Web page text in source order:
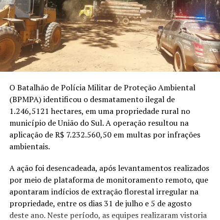
para apurar a extensão dos danos ambientais e verificar
se outras pessoas participaram da atividade ilegal.
(PIB)estimado em R$ 4,7 bilhões — dos quaisR$ 4,4
bilhões vêm do agronegócio, segundo levantamento
feito pela Secretaria Municipal de Agricultura e
Desenvolvimento Econômico a pedido dog1(veja no
gráfico acima).
🔍Ao longo de três meses, og1ouviu pioneiros,
produtores rurais, comerciantes, pesquisadores e
lideranças para reconstruir a história de Boa Esperança
do Norte, mostrando como uma agricultura baseada na
conservação do solo ajudou a transformar uma
comunidade rural no município mais novo do Brasil.
Entre essas histórias está a do produtor rural
Antônio Guarnieri, que chegou em 1998
, acompanhado
da esposa, dos três filhos, da irmã e do cunhado. À
época, encontrou uma
comunidade com apenas 11
casas, energia gerada por motor, água de poço e
estradas de terra
. Quase 30 anos depois, diz sentir
O Batalhão de Polícia Militar de Proteção Ambiental
(BPMPA) identificou o desmatamento ilegal de
1.246,5121 hectares, em uma propriedade rural no
município de União do Sul. A operação resultou na
aplicação de R$ 7.232.560,50 em multas por infrações
ambientais.
A ação foi desencadeada, após levantamentos realizados
por meio de plataforma de monitoramento remoto, que
apontaram indícios de extração florestal irregular na
propriedade, entre os dias 31 de julho e 5 de agosto
deste ano. Neste período, as equipes realizaram vistoria